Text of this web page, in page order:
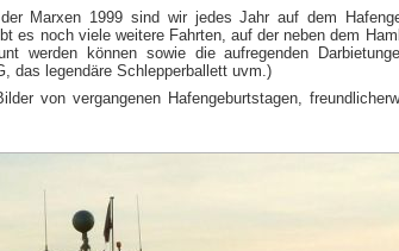
Marxen 1999 sind wir jedes Jahr auf dem
es noch viele weitere Fahrten, auf der neben dem
werden können sowie die aufregenden
das legendäre Schlepperballett uvm.)
von vergangenen Hafengeburtstagen,